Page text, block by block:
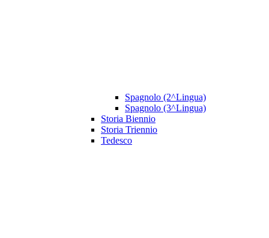
Spagnolo (2^Lingua)
Spagnolo (3^Lingua)
Storia Biennio
Storia Triennio
Tedesco